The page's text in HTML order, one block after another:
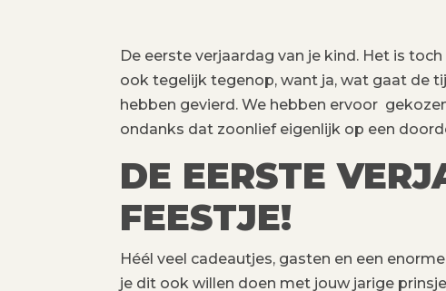
De eerste verjaardag van je kind. Het is
ook tegelijk tegenop, want ja, wat gaat de
hebben gevierd. We hebben ervoor
ondanks dat zoonlief eigenlijk op een
DE EERSTE
FEESTJE!
Héél veel cadeautjes, gasten en een
je dit ook willen doen met jouw jarige